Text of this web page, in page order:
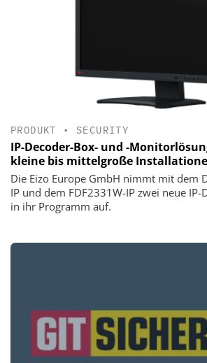
PRODUKT • SECURITY
IP-Decoder-Box- und -
kleine bis mittelgroße
Die Eizo Europe GmbH nimmt mit dem
IP und dem FDF2331W-IP zwei neue IP-
in ihr Programm auf.